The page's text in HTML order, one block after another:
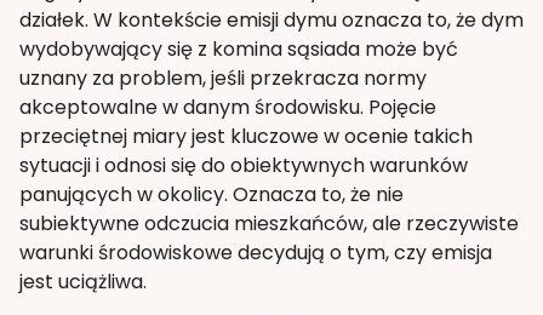
działek. W kontekście emisji dymu oznacza to, że dym
wydobywający się z komina sąsiada może być
uznany za problem, jeśli przekracza normy
akceptowalne w danym środowisku. Pojęcie
przeciętnej miary jest kluczowe w ocenie takich
sytuacji i odnosi się do obiektywnych warunków
panujących w okolicy. Oznacza to, że nie
subiektywne odczucia mieszkańców, ale rzeczywiste
warunki środowiskowe decydują o tym, czy emisja
jest uciążliwa.